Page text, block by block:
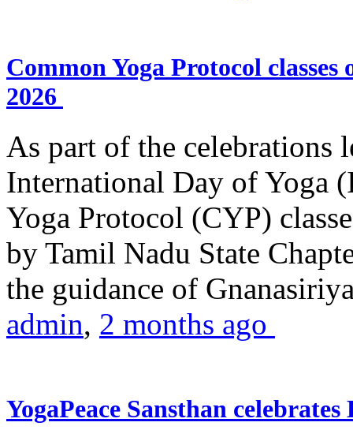
Common Yoga Protocol
2026
As part of the celebrations
International Day of Yoga
Yoga Protocol (CYP)
by Tamil Nadu State
the guidance of
admin, 2 months ago
YogaPeace Sansthan